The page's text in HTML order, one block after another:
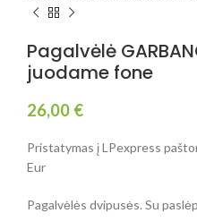
Pagalvėlė
juodame fone
26,00 €
Pristatymas į LPexpress
Eur
Pagalvėlės dvipusės. Su